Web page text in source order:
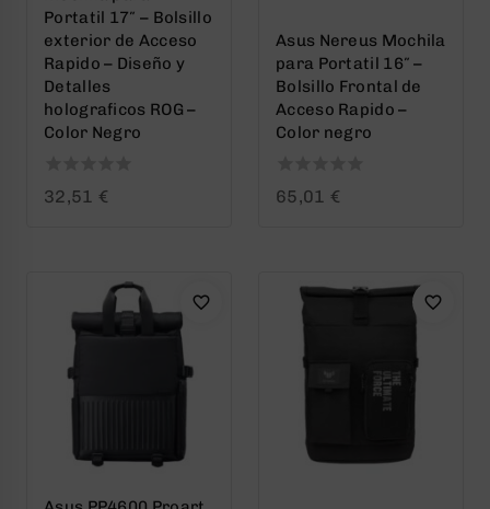
Portatil 17″ – Bolsillo
exterior de Acceso
Rapido – Diseño y
Detalles
holograficos ROG –
Color Negro
0
32,51 €
Asus Nereus Mochila
para Portatil 16″ –
Bolsillo Frontal de
Acceso Rapido –
Color negro
0
65,01 €